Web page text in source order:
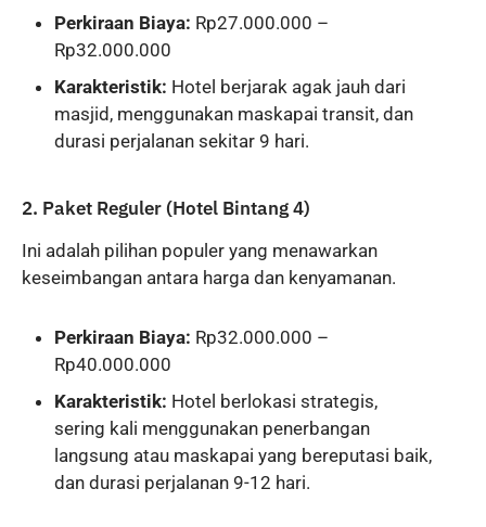
Perkiraan Biaya: Rp27.000.000 –
Rp32.000.000
Karakteristik: Hotel berjarak agak jauh dari
masjid, menggunakan maskapai transit, dan
durasi perjalanan sekitar 9 hari.
2. Paket Reguler (Hotel Bintang 4)
Ini adalah pilihan populer yang menawarkan
keseimbangan antara harga dan kenyamanan.
Perkiraan Biaya: Rp32.000.000 –
Rp40.000.000
Karakteristik: Hotel berlokasi strategis,
sering kali menggunakan penerbangan
langsung atau maskapai yang bereputasi baik,
dan durasi perjalanan 9-12 hari.